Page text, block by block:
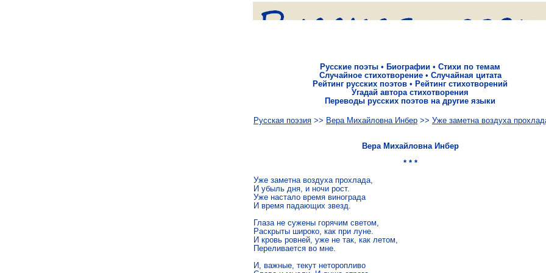
Русские поэты • Биографии • Стихи по темам
Случайное стихотворение• Случайная цитата
Рейтинг русских поэтов • Рейтинг стихотворений
Угадай автора стихотворения
Переводы русских поэтов на другие языки
Русская поэзия >> Вера Михайловна Инбер >> Уже заметна воздуха
Вера Михайловна Инбер
* * *
Уже заметна воздуха прохлада,
И убыль дня, и ночи рост.
Уже настало время винограда
И время падающих звезд.
Глаза не сужены горячим светом,
Раскрыты широко, как при луне.
И кровь ровней, уже не так, как летом,
Переливается во мне.
И, важные, текут неторопливо